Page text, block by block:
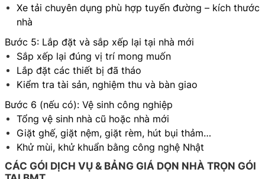
Xe tải chuyên dụng phù hợp tuyến đường – kích thước
nhà
Bước 5: Lắp đặt và sắp xếp lại tại nhà mới
Sắp xếp lại đúng vị trí mong muốn
Lắp đặt các thiết bị đã tháo
Kiểm tra tài sản, nghiệm thu và bàn giao
Bước 6 (nếu có): Vệ sinh công nghiệp
Tổng vệ sinh nhà cũ hoặc nhà mới
Giặt ghế, giặt nệm, giặt rèm, hút bụi thảm…
Khử mùi, khử khuẩn bằng công nghệ Nhật
CÁC GÓI DỊCH VỤ & BẢNG GIÁ DỌN NHÀ TRỌN GÓI